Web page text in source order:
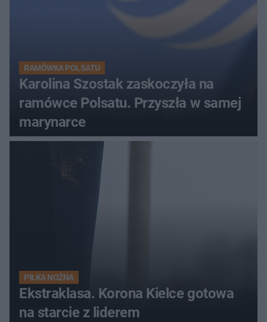
RAMÓWKA POLSATU
Karolina Szostak zaskoczyła na
ramówce Polsatu. Przyszła w samej
marynarce
PIŁKA NOŻNA
Ekstraklasa. Korona Kielce gotowa
na starcie z liderem